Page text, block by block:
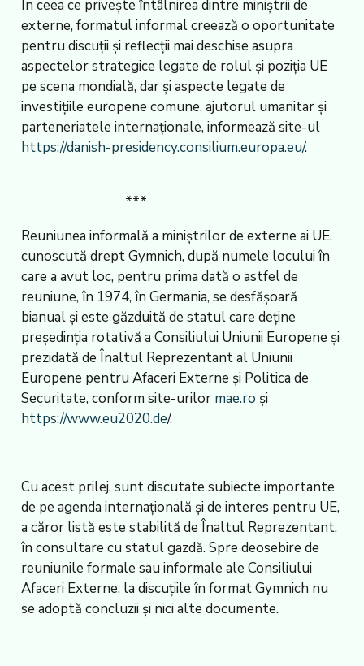
În ceea ce priveşte întâlnirea dintre miniştrii de
externe, formatul informal creează o oportunitate
pentru discuţii şi reflecţii mai deschise asupra
aspectelor strategice legate de rolul şi poziţia UE
pe scena mondială, dar şi aspecte legate de
investiţiile europene comune, ajutorul umanitar şi
parteneriatele internaţionale, informează site-ul
https://danish-presidency.consilium.europa.eu/.
***
Reuniunea informală a miniştrilor de externe ai UE,
cunoscută drept Gymnich, după numele locului în
care a avut loc, pentru prima dată o astfel de
reuniune, în 1974, în Germania, se desfăşoară
bianual şi este găzduită de statul care deţine
preşedinţia rotativă a Consiliului Uniunii Europene şi
prezidată de Înaltul Reprezentant al Uniunii
Europene pentru Afaceri Externe şi Politica de
Securitate, conform site-urilor mae.ro şi
https://www.eu2020.de/.
Cu acest prilej, sunt discutate subiecte importante
de pe agenda internaţională şi de interes pentru UE,
a căror listă este stabilită de Înaltul Reprezentant,
în consultare cu statul gazdă. Spre deosebire de
reuniunile formale sau informale ale Consiliului
Afaceri Externe, la discuţiile în format Gymnich nu
se adoptă concluzii şi nici alte documente.